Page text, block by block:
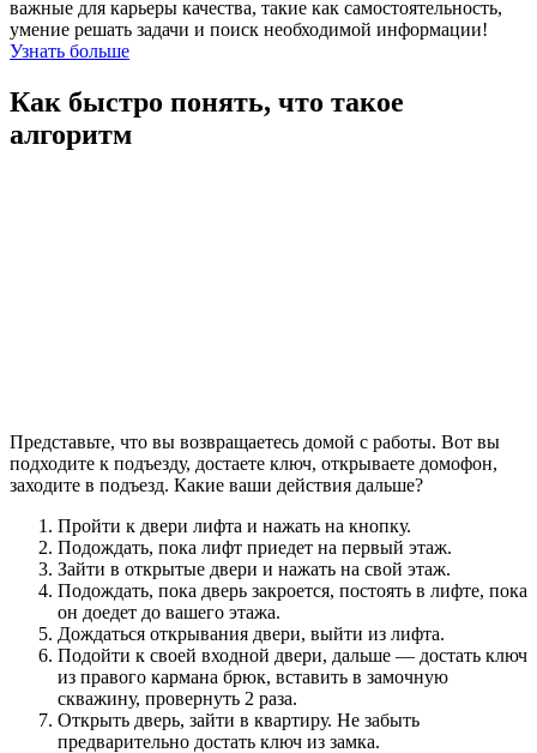
важные для карьеры качества, такие как самостоятельность,
умение решать задачи и поиск необходимой информации!
Узнать больше
Как быстро понять, что такое
алгоритм
Представьте, что вы возвращаетесь домой с работы. Вот вы
подходите к подъезду, достаете ключ, открываете домофон,
заходите в подъезд. Какие ваши действия дальше?
Пройти к двери лифта и нажать на кнопку.
Подождать, пока лифт приедет на первый этаж.
Зайти в открытые двери и нажать на свой этаж.
Подождать, пока дверь закроется, постоять в лифте, пока
он доедет до вашего этажа.
Дождаться открывания двери, выйти из лифта.
Подойти к своей входной двери, дальше — достать ключ
из правого кармана брюк, вставить в замочную
скважину, провернуть 2 раза.
Открыть дверь, зайти в квартиру. Не забыть
предварительно достать ключ из замка.